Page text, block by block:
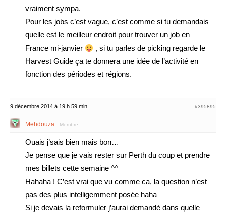
vraiment sympa.
Pour les jobs c’est vague, c’est comme si tu demandais
quelle est le meilleur endroit pour trouver un job en
France mi-janvier
, si tu parles de picking regarde le
Harvest Guide ça te donnera une idée de l’activité en
fonction des périodes et régions.
9 décembre 2014 à 19 h 59 min #395895
Mehdouza Membre
Ouais j’sais bien mais bon…
Je pense que je vais rester sur Perth du coup et prendre
mes billets cette semaine ^^
Hahaha ! C’est vrai que vu comme ca, la question n’est
pas des plus intelligemment posée haha
Si je devais la reformuler j’aurai demandé dans quelle